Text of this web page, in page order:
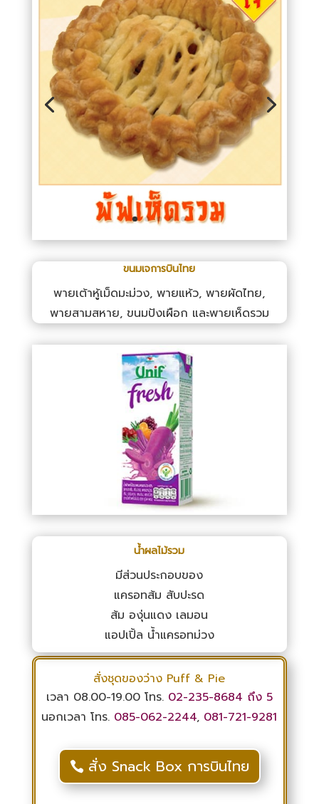
ขนมเจการบินไทย
พายเต้าหู้เม็ดมะม่วง, พายแห้ว, พายผัดไทย,
พายสามสหาย, ขนมปังเผือก และพายเห็ดรวม
น้ำผลไม้รวม
มีส่วนประกอบของ
แครอทส้ม สับปะรด
ส้ม องุ่นแดง เลมอน
แอปเปิ้ล น้ำแครอทม่วง
สั่งชุดของว่าง Puff & Pie
เวลา 08.00-19.00 โทร. 02-235-8684 ถึง 5
นอกเวลา โทร. 085-062-2244, 081-721-9281
สั่ง Snack Box การบินไทย